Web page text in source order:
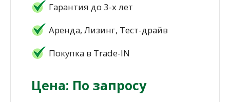
Гарантия до 3-х лет
Аренда, Лизинг, Тест-драйв
Покупка в Trade-IN
Цена: По запросу